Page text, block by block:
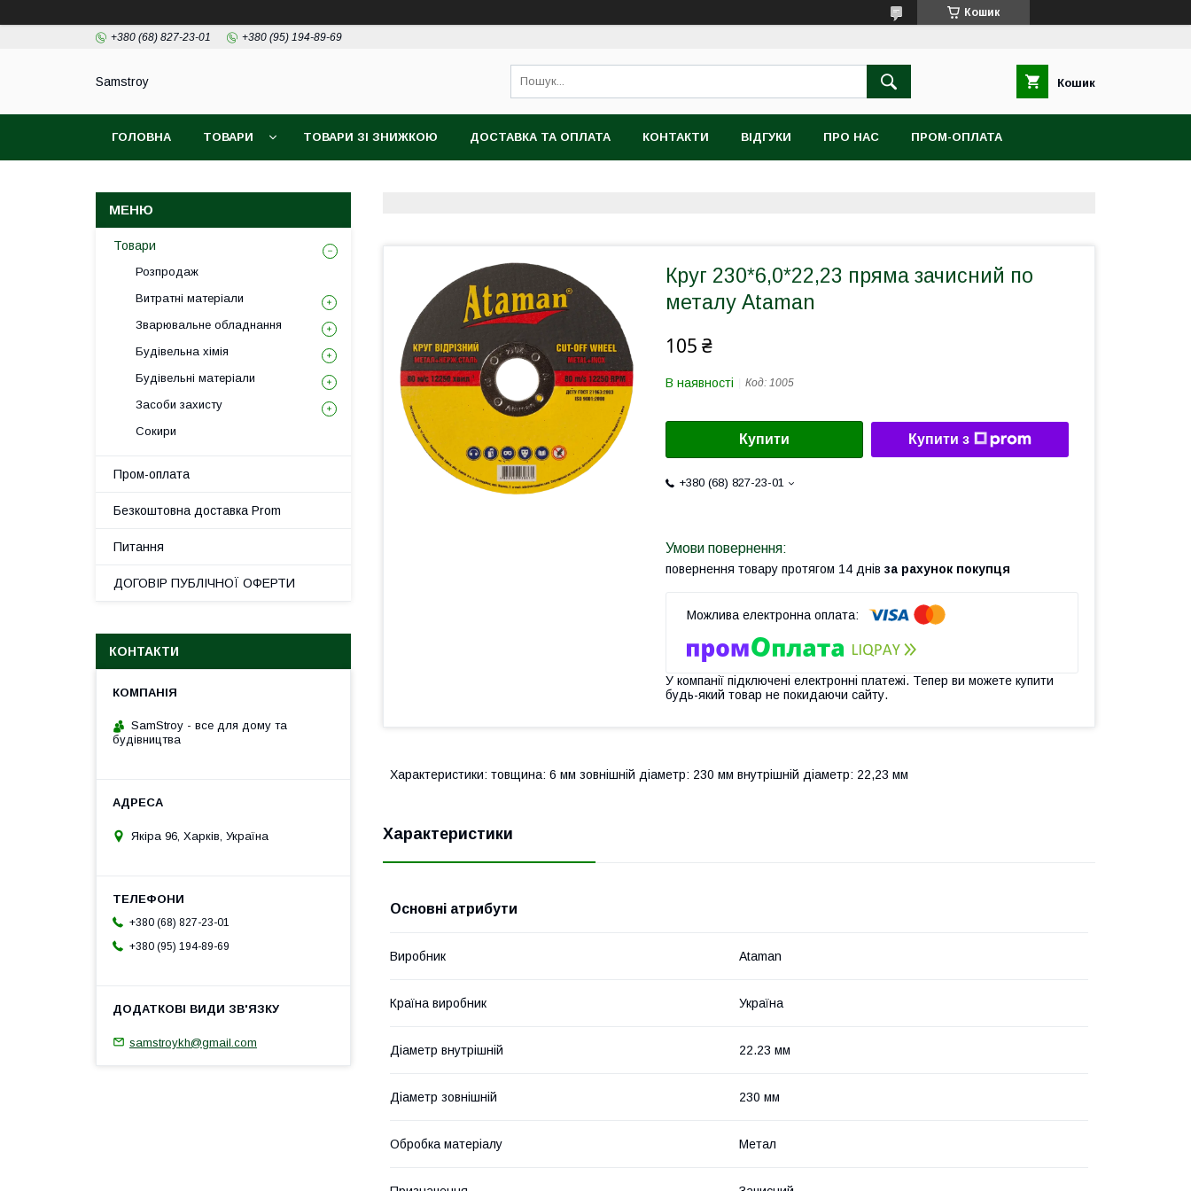
Кошик
+380 (68) 827-23-01 +380 (95) 194-89-69
Samstroy Кошик
ГОЛОВНА ТОВАРИ ТОВАРИ ЗІ ЗНИЖКОЮ ДОСТАВКА ТА ОПЛАТА КОНТАКТИ ВІДГУКИ ПРО НАС ПРОМ-ОПЛАТА
Круг 230*6,0*22,23 пряма зачисний по
металу Ataman
105 ₴
В наявності Код: 1005
Купити Купити з
+380 (68) 827-23-01
повернення товару протягом 14 днів за рахунок покупця
У компанії підключені електронні платежі. Тепер ви можете купити
будь-який товар не покидаючи сайту.
Характеристики: товщина: 6 мм зовнішній діаметр: 230 мм внутрішній діаметр: 22,23 мм
Характеристики
Основні атрибути
Виробник Ataman
Країна виробник Україна
Діаметр внутрішній 22.23 мм
Діаметр зовнішній 230 мм
Обробка матеріалу Метал
Товари
Розпродаж
Витратні матеріали
Зварювальне обладнання
Будівельна хімія
Будівельні матеріали
Засоби захисту
Сокири
Пром-оплата
Безкоштовна доставка Prom
Питання
ДОГОВІР ПУБЛІЧНОЇ ОФЕРТИ
КОНТАКТИ
SamStroy - все для дому та
будівництва
Якіра 96, Харків, Україна
+380 (68) 827-23-01
+380 (95) 194-89-69
samstroykh@gmail.com